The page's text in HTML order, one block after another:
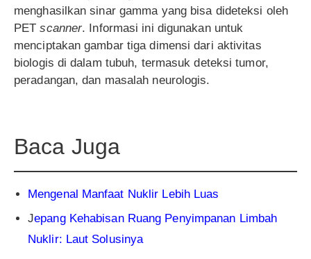
menghasilkan sinar gamma yang bisa dideteksi oleh
PETscanner. Informasi ini digunakan untuk
menciptakan gambar tiga dimensi dari aktivitas
biologis di dalam tubuh, termasuk deteksi tumor,
peradangan, dan masalah neurologis.
Baca Juga
Mengenal Manfaat Nuklir Lebih Luas
Jepang Kehabisan Ruang Penyimpanan Limbah
Nuklir: Laut Solusinya